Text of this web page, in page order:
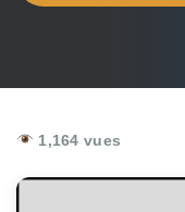
1,164 vues